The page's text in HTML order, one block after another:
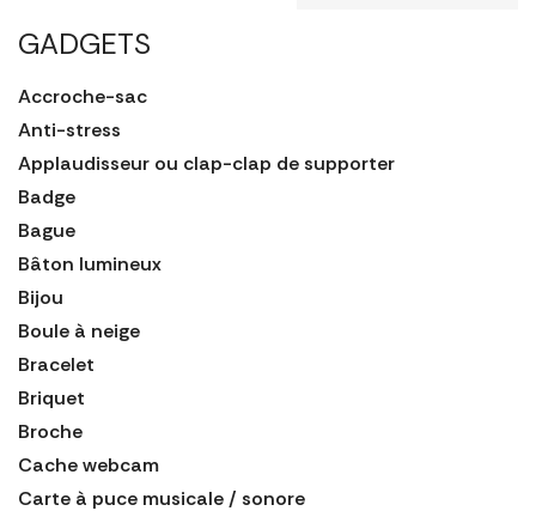
GADGETS
Accroche-sac
Anti-stress
Applaudisseur ou clap-clap de supporter
Badge
Bague
Bâton lumineux
Bijou
Boule à neige
Bracelet
Briquet
Broche
Cache webcam
Carte à puce musicale / sonore